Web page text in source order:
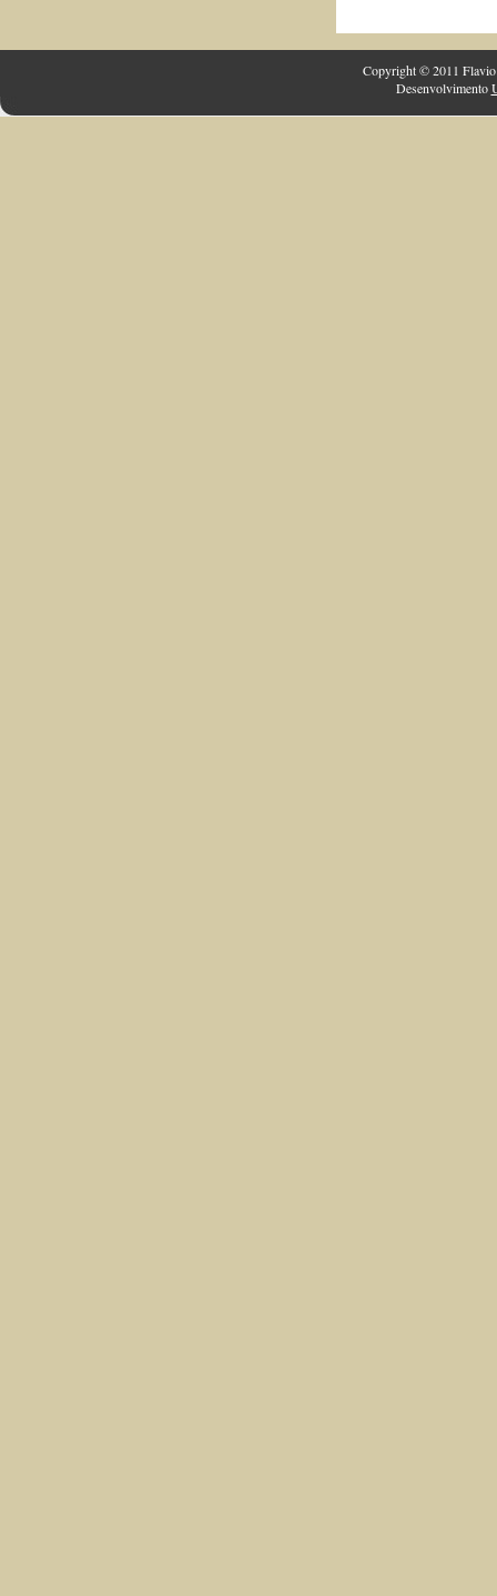
Copyright © 2011 Flavio
Desenvolvimento